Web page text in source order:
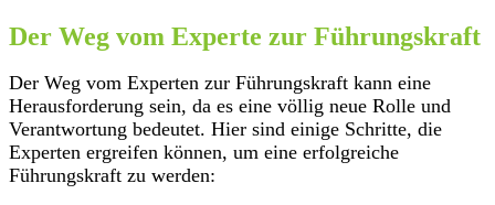
Der Weg vom Experte zur Führungskraft
Der Weg vom Experten zur Führungskraft kann eine
Herausforderung sein, da es eine völlig neue Rolle und
Verantwortung bedeutet. Hier sind einige Schritte, die
Experten ergreifen können, um eine erfolgreiche
Führungskraft zu werden: